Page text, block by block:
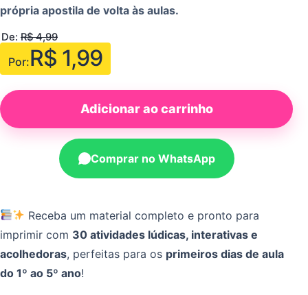
própria apostila de volta às aulas.
De: R$4,99
Por:R$ 1,99
Adicionar ao carrinho
Comprar no WhatsApp
Receba um material completo e pronto para
imprimir com 30 atividades lúdicas, interativas e
acolhedoras, perfeitas para os primeiros dias de aula
do 1º ao 5º ano!